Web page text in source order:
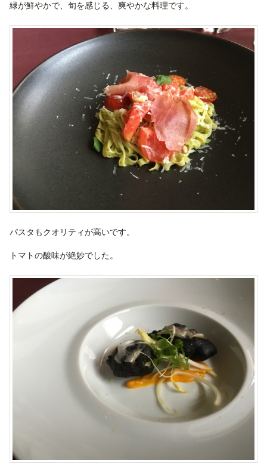
緑が鮮やかで、旬を感じる、爽やかな料理です。
パスタもクオリティが高いです。
トマトの酸味が絶妙でした。